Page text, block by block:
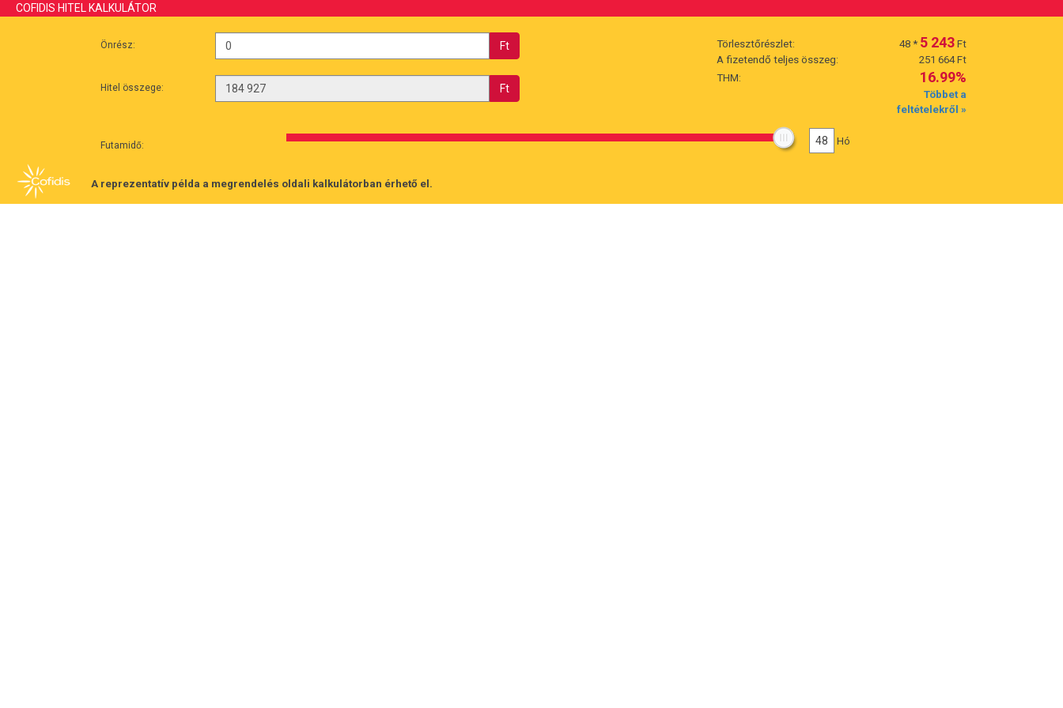
COFIDIS HITEL KALKULÁTOR
Önrész: Ft
Hitel összege: Ft
Törlesztőrészlet: 48 * 5 243 Ft
A fizetendő teljes összeg:
251 664 Ft
THM:
16.99%
Többet a
feltételekről »
Futamidő: 48 Hó
A reprezentatív példa a megrendelés oldali kalkulátorban érhető el.